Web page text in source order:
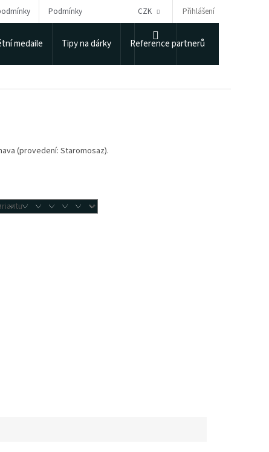
Podmínky ochrany osobních údajů Puncovní úřad
CZK Přihlášení
medaile Tipy na dárky Reference partnerů
(provedení: Staromosaz).